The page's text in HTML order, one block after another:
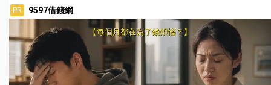
PR 9597借錢網